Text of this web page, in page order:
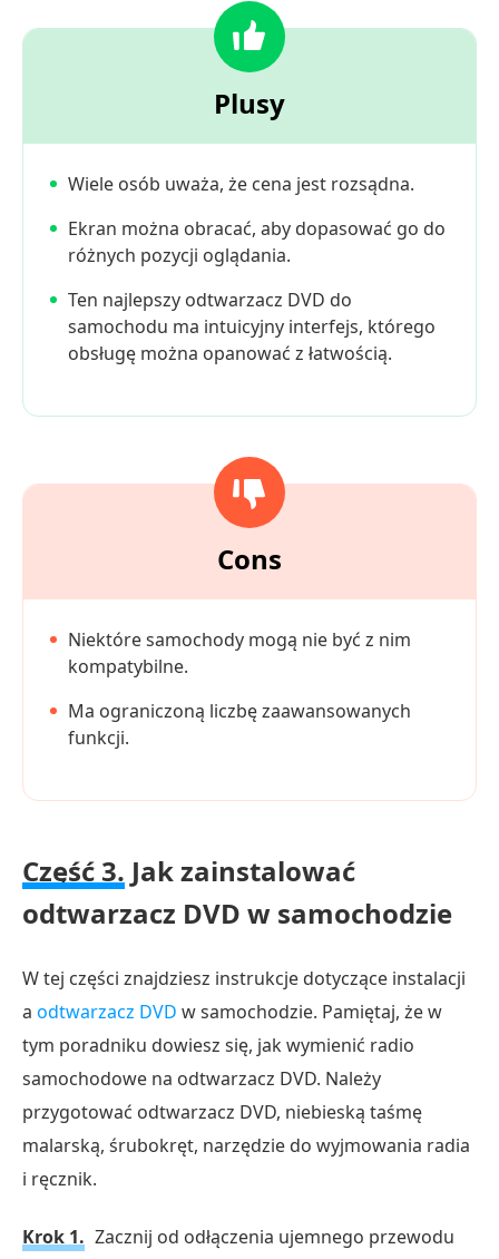
Plusy
Wiele osób uważa, że cena jest rozsądna.
Ekran można obracać, aby dopasować go do
różnych pozycji oglądania.
Ten najlepszy odtwarzacz DVD do
samochodu ma intuicyjny interfejs, którego
obsługę można opanować z łatwością.
Cons
Niektóre samochody mogą nie być z nim
kompatybilne.
Ma ograniczoną liczbę zaawansowanych
funkcji.
Część 3. Jak zainstalować
odtwarzacz DVD w samochodzie
W tej części znajdziesz instrukcje dotyczące instalacji
a odtwarzacz DVD w samochodzie. Pamiętaj, że w
tym poradniku dowiesz się, jak wymienić radio
samochodowe na odtwarzacz DVD. Należy
przygotować odtwarzacz DVD, niebieską taśmę
malarską, śrubokręt, narzędzie do wyjmowania radia
i ręcznik.
Krok 1. Zacznij od odłączenia ujemnego przewodu